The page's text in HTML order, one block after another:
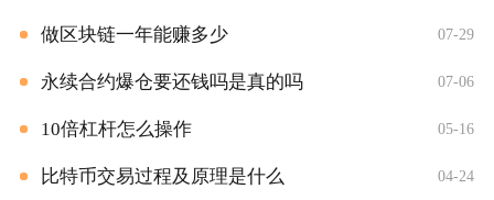
做区块链一年能赚多少 07-29
永续合约爆仓要还钱吗是真的吗 07-06
10倍杠杆怎么操作 05-16
比特币交易过程及原理是什么 04-24